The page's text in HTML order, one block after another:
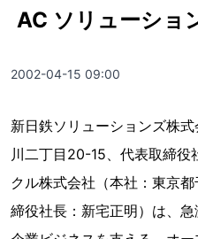
AC ソリューショ
2002-04-15 09:00
新日鉄ソリューションズ株
川二丁目20-15、代表取締役
クル株式会社（本社：東京
締役社長：新宅正明）は、